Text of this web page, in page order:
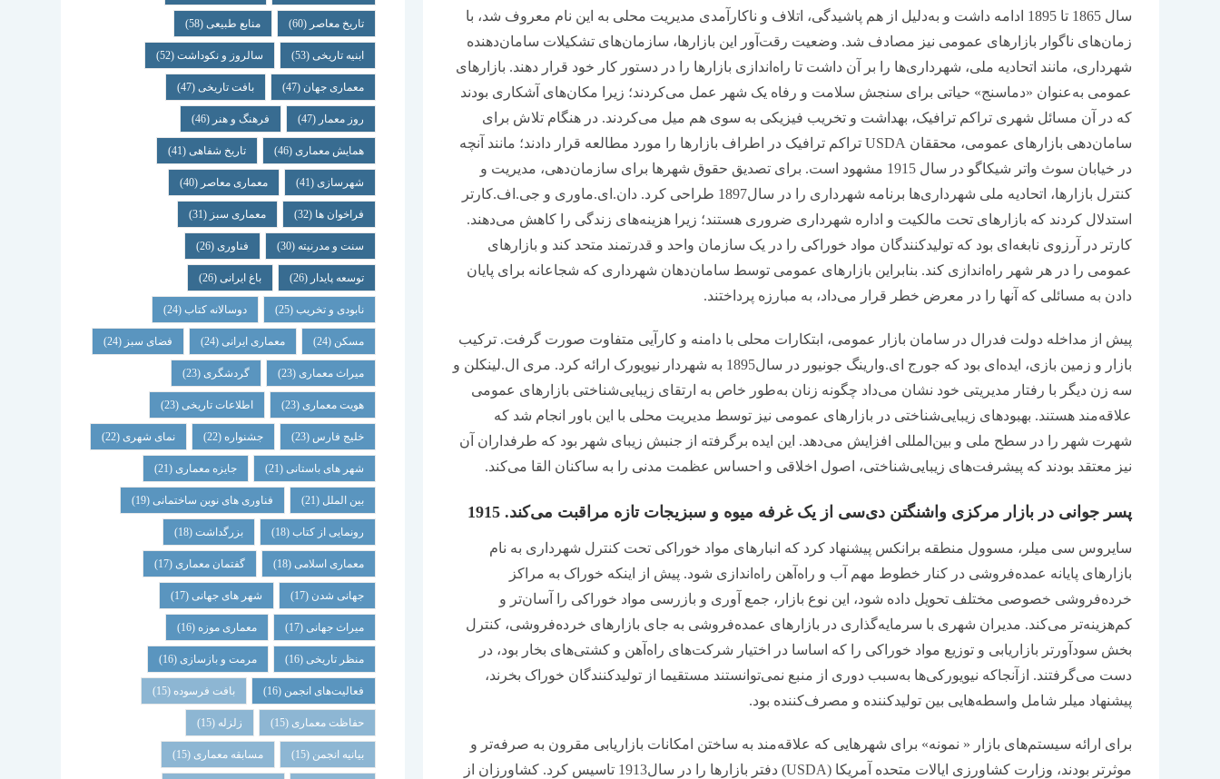
سال 1865 تا 1895 ادامه داشت و به‌دلیل از هم پاشیدگی، اتلاف و ناکارآمدی مدیریت محلی به این نام معروف شد، با
زمان‌های ناگوار بازارهای عمومی نیز مصادف شد. وضعیت رقت‌آور این بازارها، سازمان‌های تشکیلات سامان‌دهنده
شهرداری، مانند اتحادیه ملی، شهرداری‌ها را بر آن داشت تا راه‌اندازی بازارها را در دستور کار خود قرار دهند. بازارهای
عمومی به‌عنوان «دماسنج» حیاتی برای سنجش سلامت و رفاه یک شهر عمل می‌کردند؛ زیرا مکان‌های آشکاری بودند
که در آن مسائل شهری تراکم ترافیک، بهداشت و تخریب فیزیکی به سوی هم میل می‌کردند. در هنگام تلاش برای
سامان‌دهی بازارهای عمومی، محققان USDA تراکم ترافیک در اطراف بازارها را مورد مطالعه قرار دادند؛ مانند آنچه
در خیابان سوث واتر شیکاگو در سال 1915 مشهود است. برای تصدیق حقوق شهرها برای سازمان‌دهی، مدیریت و
کنترل بازارها، اتحادیه ملی شهرداری‌ها برنامه شهرداری را در سال1897 طراحی کرد. دان.ای.ماوری و جی.اف.کارتر
استدلال کردند که بازارهای تحت مالکیت و اداره شهرداری ضروری هستند؛ زیرا هزینه‌های زندگی را کاهش می‌دهند.
کارتر در آرزوی نابغه‌ای بود که تولیدکنندگان مواد خوراکی را در یک سازمان واحد و قدرتمند متحد کند و بازارهای
عمومی را در هر شهر راه‌اندازی کند. بنابراین بازارهای عمومی توسط سامان‌دهان شهرداری که شجاعانه برای پایان
دادن به مسائلی که آنها را در معرض خطر قرار می‌داد، به مبارزه پرداختند.
پیش از مداخله دولت فدرال در سامان بازار عمومی، ابتکارات محلی با دامنه و کارآیی متفاوت صورت گرفت. ترکیب
بازار و زمین بازی، ایده‌ای بود که جورج ای.وارینگ جونیور در سال1895 به شهردار نیویورک ارائه کرد. مری ال.لینکلن و
سه زن دیگر با رفتار مدیریتی خود نشان می‌داد چگونه زنان به‌طور خاص به ارتقای زیبایی‌شناختی بازارهای عمومی
علاقه‌مند هستند. بهبودهای زیبایی‌شناختی در بازارهای عمومی نیز توسط مدیریت محلی با این باور انجام شد که
شهرت شهر را در سطح ملی و بین‌المللی افزایش می‌دهد. این ایده برگرفته از جنبش زیبای شهر بود که طرفداران آن
نیز معتقد بودند که پیشرفت‌های زیبایی‌شناختی، اصول اخلاقی و احساس عظمت مدنی را به ساکنان القا می‌کند.
پسر جوانی در بازار مرکزی واشنگتن دی‌سی از یک غرفه میوه و سبزیجات تازه مراقبت می‌کند. 1915
سایروس سی میلر، مسوول منطقه برانکس پیشنهاد کرد که انبارهای مواد خوراکی تحت کنترل شهرداری به نام
بازارهای پایانه عمده‌فروشی در کنار خطوط مهم آب و راه‌آهن راه‌اندازی شود. پیش از اینکه خوراک به مراکز
خرده‌فروشی خصوصی مختلف تحویل داده شود، این نوع بازار، جمع آوری و بازرسی مواد خوراکی را آسان‌تر و
کم‌هزینه‌تر می‌کند. مدیران شهری با سرمایه‌گذاری در بازارهای عمده‌فروشی به جای بازارهای خرده‌فروشی، کنترل
بخش سودآورتر بازاریابی و توزیع مواد خوراکی را که اساسا در اختیار شرکت‌های راه‌آهن و کشتی‌های بخار بود، در
دست می‌گرفتند. ازآنجاکه نیویورکی‌ها به‌سبب دوری از منبع نمی‌توانستند مستقیما از تولیدکنندگان خوراک بخرند،
پیشنهاد میلر شامل واسطه‌هایی بین تولید‌کننده و مصرف‌کننده بود.
برای ارائه سیستم‌های بازار « نمونه» برای شهرهایی که علاقه‌مند به ساختن امکانات بازاریابی مقرون به صرفه‌تر و
موثرتر بودند، وزارت کشاورزی ایالات متحده آمریکا (USDA) دفتر بازارها را در سال1913 تاسیس کرد. کشاورزان از
تاریخ معاصر (60) منابع طبیعی(58)
ابنیه تاریخی(53) سالروز و نکوداشت(52)
معماری جهان (47) بافت تاریخی(47)
روز معمار (47) فرهنگ و هنر (46)
همایش معماری(46) تاریخ شفاهی(41)
شهرسازی(41) معماری معاصر (40)
فراخوان ها (32) معماری سبز (31)
سنت و مدرنیته (30) فناوری(26)
توسعه پایدار (26) باغ ایرانی(26)
نابودی و تخریب(25) دوسالانه کتاب(24)
مسکن (24) معماری ایرانی(24) فضای سبز (24)
میراث معماری(23) گردشگری(23)
هویت معماری(23) اطلاعات تاریخی(23)
خلیج فارس (23) جشنواره (22) نمای شهری(22)
شهر های باستانی(21) جایزه معماری(21)
بین الملل (21) فناوری های نوین ساختمانی(19)
رونمایی از کتاب(18) بزرگداشت(18)
معماری اسلامی(18) گفتمان معماری(17)
جهانی شدن (17) شهر های جهانی(17)
میراث جهانی(17) معماری موزه (16)
منظر تاریخی(16) مرمت و بازسازی(16)
فعالیت‌های انجمن (16) بافت فرسوده (15)
حفاظت معماری (15) زلزله (15)
بیانیه انجمن (15) مسابقه معماری (15)